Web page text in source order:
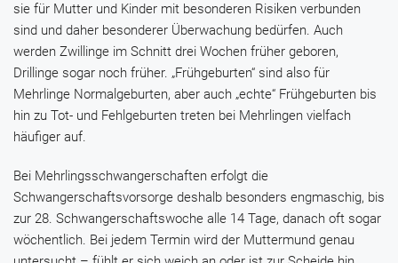
sie für Mutter und Kinder mit besonderen Risiken verbunden
sind und daher besonderer Überwachung bedürfen. Auch
werden Zwillinge im Schnitt drei Wochen früher geboren,
Drillinge sogar noch früher. „Frühgeburten“ sind also für
Mehrlinge Normalgeburten, aber auch „echte“ Frühgeburten bis
hin zu Tot- und Fehlgeburten treten bei Mehrlingen vielfach
häufiger auf.
Bei Mehrlingsschwangerschaften erfolgt die
Schwangerschaftsvorsorge deshalb besonders engmaschig, bis
zur 28. Schwangerschaftswoche alle 14 Tage, danach oft sogar
wöchentlich. Bei jedem Termin wird der Muttermund genau